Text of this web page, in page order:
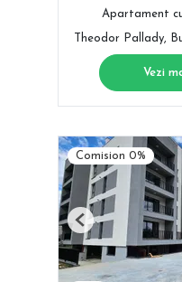
Apartament
Theodor Pallady,
Vezi
Comision 0%
Previous